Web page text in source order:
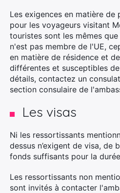
Les exigences en matière de
pour les voyageurs visitant
touristes sont les mêmes
n'est pas membre de l'UE,
en matière de résidence et
différentes et susceptibles
détails, contactez un
section consulaire de
Les visas
Ni les ressortissants
dessus n’exigent de visa, de
fonds suffisants pour la
Les ressortissants non
sont invités à contacter